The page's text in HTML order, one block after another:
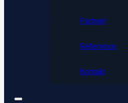
Partneři
Reference
Kontakt